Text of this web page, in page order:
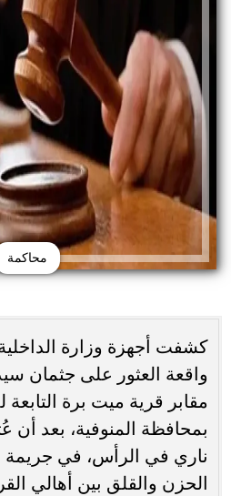
محاكمة
كشفت أجهزة وزارة
واقعة العثور على جثمان
مقابر قرية ميت برة
بمحافظة المنوفية، بعد أن
ناري في الرأس، في جريمة
الحزن والقلق بين أهالي